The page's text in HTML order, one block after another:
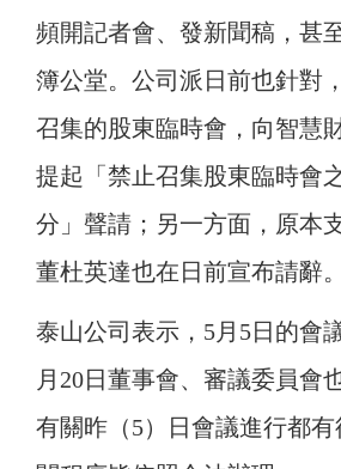
頻開記者會、發新聞稿，甚
簿公堂。公司派日前也針對
召集的股東臨時會，向智慧
提起「禁止召集股東臨時會
分」聲請；另一方面，原本
董杜英達也在日前宣布請辭。
泰山公司表示，5月5日的會
月20日董事會、審議委員會
有關昨（5）日會議進行都